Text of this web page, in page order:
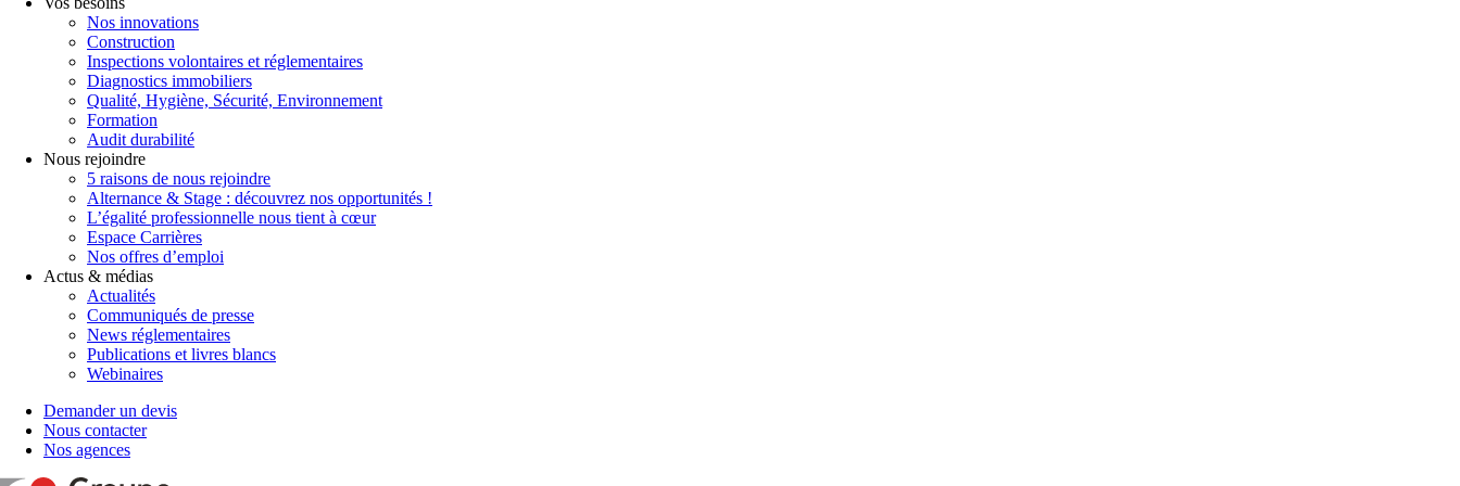
Nos innovations
Construction
Inspections volontaires et réglementaires
Diagnostics immobiliers
Qualité, Hygiène, Sécurité, Environnement
Formation
Audit durabilité
Nous rejoindre
5 raisons de nous rejoindre
Alternance & Stage : découvrez nos opportunités !
L’égalité professionnelle nous tient à cœur
Espace Carrières
Nos offres d’emploi
Actus & médias
Actualités
Communiqués de presse
News réglementaires
Publications et livres blancs
Webinaires
Demander un devis
Nous contacter
Nos agences